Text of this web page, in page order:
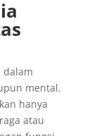
dalam
mental.
hanya
atau